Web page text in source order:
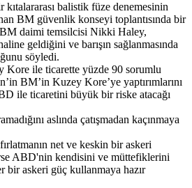
kıtalararası balistik füze denemesinin
BM güvenlik konseyi toplantısında bir
daimi temsilcisi Nikki Haley,
geldiğini ve barışın sağlanmasında
söyledi.
ile ticarette yüzde 90 sorumlu
BM’in Kuzey Kore’ye yaptırımlarını
ile ticaretini büyük bir riske atacağı
aslında çatışmadan kaçınmaya
net ve keskin bir askeri
ABD'nin kendisini ve müttefiklerini
bir askeri güç kullanmaya hazır